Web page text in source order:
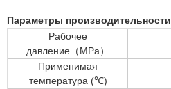
Параметры производительности
Рабочее
давление（MPa）
Применимая
температура (℃)